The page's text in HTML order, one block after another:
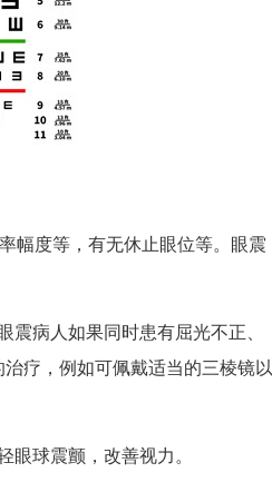
度等，有无休止眼位等。眼震
病人如果同时患有屈光不正、
疗，例如可佩戴适当的三棱镜以
球震颤，改善视力。